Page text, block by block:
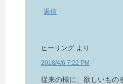
返信
ヒーリング より:
2018/4/6 7:22 PM
従来の様に、欲しいもの